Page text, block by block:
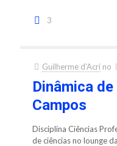
3
Guilherme d'Acri no
Dinâmica
Campos
Disciplina Ciências
de ciências no lounge